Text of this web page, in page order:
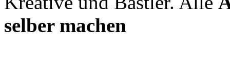
selber machen